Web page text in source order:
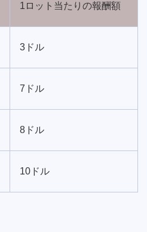
1ロット当たりの報酬額
3ドル
7ドル
8ドル
10ドル